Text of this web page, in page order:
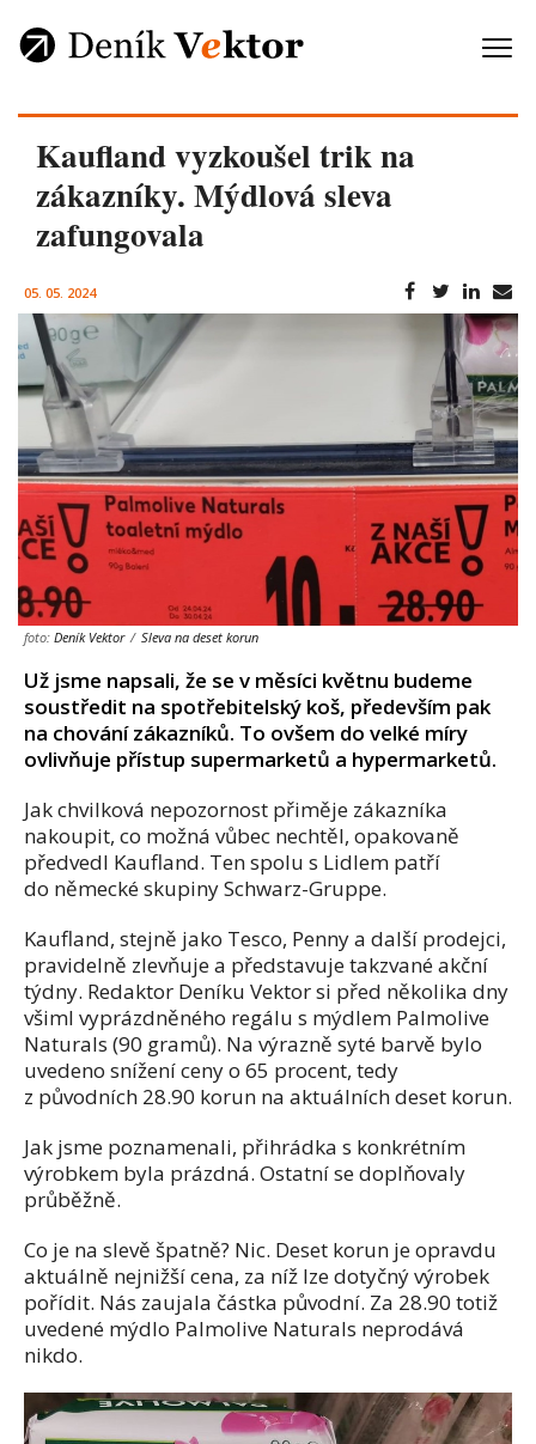
Kaufland vyzkoušel trik na
zákazníky. Mýdlová sleva
zafungovala
05. 05. 2024
foto: Deník Vektor / Sleva na deset korun
Už jsme napsali, že se v měsíci květnu budeme
soustředit na spotřebitelský koš, především pak
na chování zákazníků. To ovšem do velké míry
ovlivňuje přístup supermarketů a hypermarketů.
Jak chvilková nepozornost přiměje zákazníka
nakoupit, co možná vůbec nechtěl, opakovaně
předvedl Kaufland. Ten spolu s Lidlem patří
do německé skupiny Schwarz-Gruppe.
Kaufland, stejně jako Tesco, Penny a další prodejci,
pravidelně zlevňuje a představuje takzvané akční
týdny. Redaktor Deníku Vektor si před několika dny
všiml vyprázdněného regálu s mýdlem Palmolive
Naturals (90 gramů). Na výrazně syté barvě bylo
uvedeno snížení ceny o 65 procent, tedy
z původních 28.90 korun na aktuálních deset korun.
Jak jsme poznamenali, přihrádka s konkrétním
výrobkem byla prázdná. Ostatní se doplňovaly
průběžně.
Co je na slevě špatně? Nic. Deset korun je opravdu
aktuálně nejnižší cena, za níž lze dotyčný výrobek
pořídit. Nás zaujala částka původní. Za 28.90 totiž
uvedené mýdlo Palmolive Naturals neprodává
nikdo.